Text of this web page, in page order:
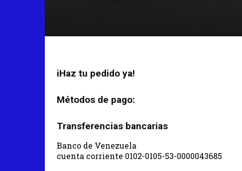
iHaz tu pedido ya!
Métodos de pago:
Transferencias bancarias
Banco de Venezuela
cuenta corriente 0102-0105-53-0000043685